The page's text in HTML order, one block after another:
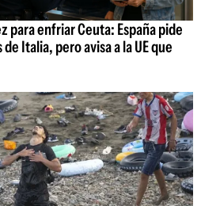
para enfriar Ceuta: España pide
Italia, pero avisa a la UE que